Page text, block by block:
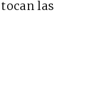
las